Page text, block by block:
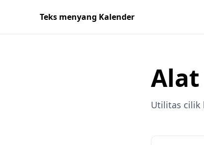
Teks menyang Kalender
Alat
Utilitas cilik